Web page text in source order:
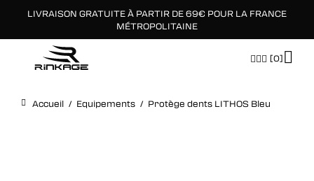
LIVRAISON GRATUITE À PARTIR DE 69€ POUR LA FRANCE
MÉTROPOLITAINE
[0]
Accueil / Equipements / Protège dents LITHOS Bleu